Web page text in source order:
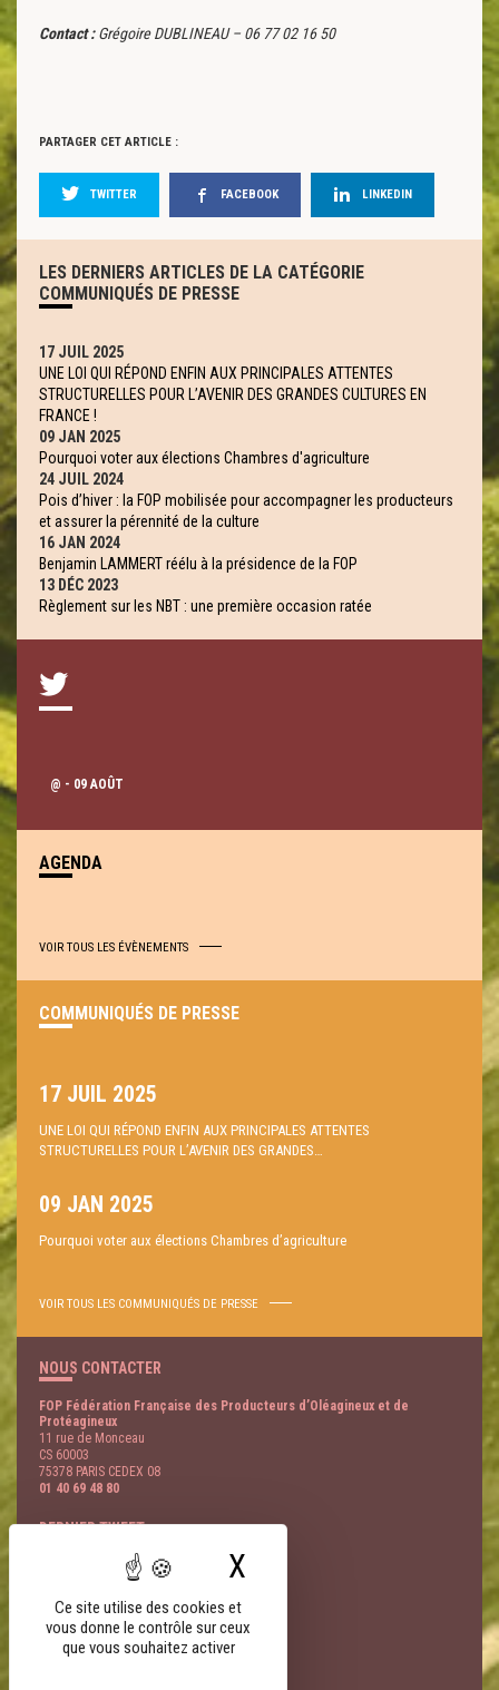
Ce site utilise des cookies et
vous donne le contrôle sur ceux
que vous souhaitez activer
X
Contact :Grégoire DUBLINEAU – 06 77 02 16 50
PARTAGER CET ARTICLE :
TWITTER FACEBOOK LINKEDIN
LES DERNIERS ARTICLES DE LA CATÉGORIE
COMMUNIQUÉS DE PRESSE
17 JUIL 2025
UNE LOI QUI RÉPOND ENFIN AUX PRINCIPALES ATTENTES
STRUCTURELLES POUR L’AVENIR DES GRANDES CULTURES EN
FRANCE !
09 JAN 2025
Pourquoi voter aux élections Chambres d'agriculture
24 JUIL 2024
Pois d’hiver : la FOP mobilisée pour accompagner les producteurs
et assurer la pérennité de la culture
16 JAN 2024
Benjamin LAMMERT réélu à la présidence de la FOP
13 DÉC 2023
Règlement sur les NBT : une première occasion ratée
@ - 09 AOÛT
AGENDA
VOIR TOUS LES ÉVÈNEMENTS
COMMUNIQUÉS DE PRESSE
17 JUIL 2025
UNE LOI QUI RÉPOND ENFIN AUX PRINCIPALES ATTENTES
STRUCTURELLES POUR L’AVENIR DES GRANDES…
09 JAN 2025
Pourquoi voter aux élections Chambres d’agriculture
VOIR TOUS LES COMMUNIQUÉS DE PRESSE
NOUS CONTACTER
FOP Fédération Française des Producteurs d’Oléagineux et de
Protéagineux
11 rue de Monceau
CS 60003
75378 PARIS CEDEX 08
01 40 69 48 80
DERNIER TWEET
LIENS PARTENAIRES
FNSEA
AGPB